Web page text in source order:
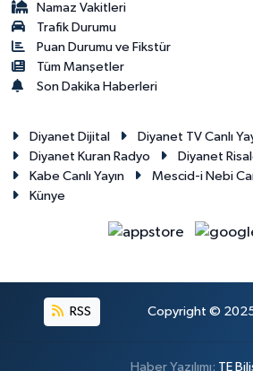
Namaz Vakitleri
Trafik Durumu
Puan Durumu ve Fikstür
Tüm Manşetler
Son Dakika Haberleri
Diyanet Dijital Diyanet TV Canlı
Diyanet Kuran Radyo
Diyanet
Kabe Canlı Yayın
Mescid-i Nebi
Künye
RSS Copyright © 2025
Haber Yazılımı: TE